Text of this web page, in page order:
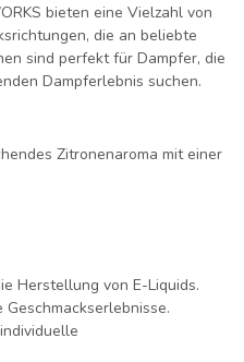
bieten eine Vielzahl von
die an beliebte
sind perfekt für Dampfer, die
Dampferlebnis suchen.
Zitronenaroma mit einer
Herstellung von E-Liquids.